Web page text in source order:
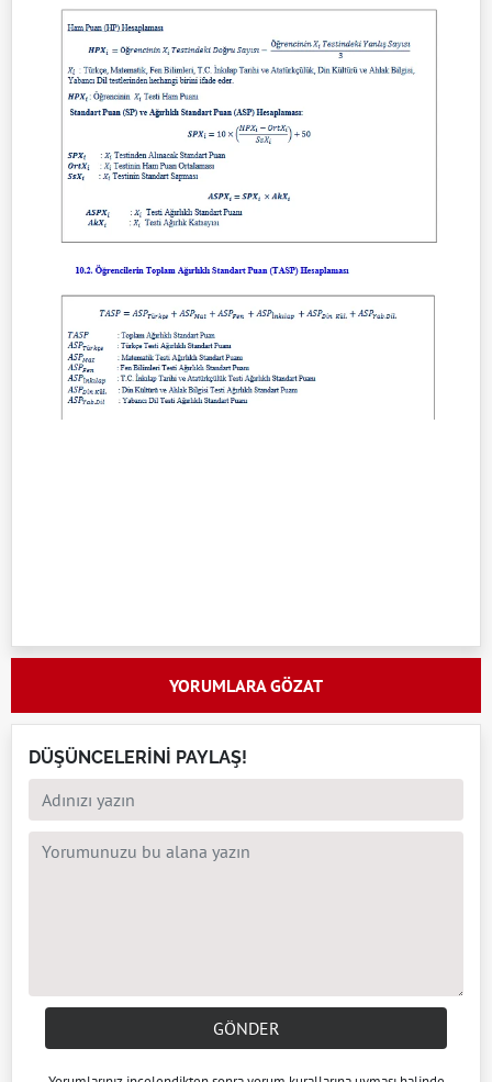
YORUMLARA GÖZAT
DÜŞÜNCELERİNİ PAYLAŞ!
GÖNDER